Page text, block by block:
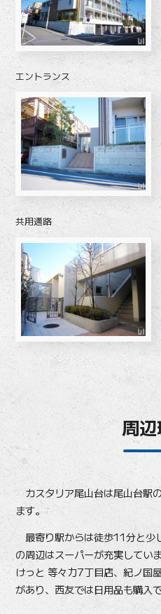
エントランス
共用通路
周
カスタリア尾山台は尾山台駅
ます。
最寄り駅からは徒歩11分と少
の周辺はスーパーが充実してい
けっと 等々力7丁目店、紀ノ国
があり、西友では日用品も購入